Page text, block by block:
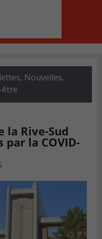
, Nouvelles,
être
la Rive-Sud
la COVID-